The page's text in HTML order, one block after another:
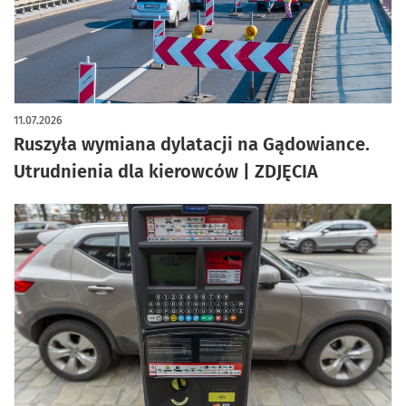
Ruszyła wymiana dylatacji na Gądowiance.
Utrudnienia dla kierowców | ZDJĘCIA
11.07.2026
artykuł z galerią zdjęć